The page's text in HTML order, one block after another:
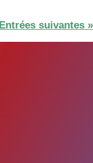
Entrées suivantes »